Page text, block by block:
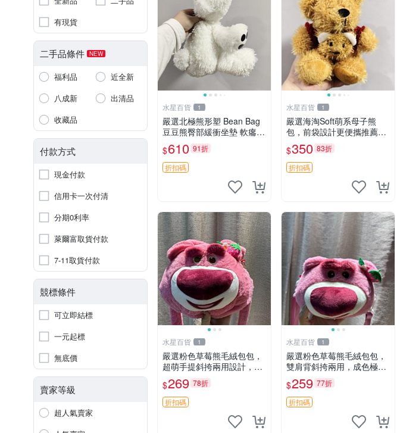
有現貨
二手品條件 NEW
福利品
近全新
八成新
出清品
收藏品
付款方式
現金付款
信用卡一次付清
分期0利率
萊爾富取貨付款
7-11取貨付款
競標條件
可立即結標
一元起標
無底價
賣家等級
超人氣賣家
水星百貨 1
嚴選北極熊形塑 Bean Bag
豆豆熊臀部緩衝坐墊 軟癟癟
舒壓設計 保暖又實用 適合
久坐放松 推薦居家使用 RU
SS系列 豆豆熊屁屁坐墊 3D
顆粒結構
$610 91折
折扣碼
水星百貨 1
嚴選海淘Soft萌系母子熊
包，前袋設計更便攜推薦收
藏 母子熊 軟綿綿 包包
$350 83折
折扣碼
水星百貨 1
嚴選粉色草莓熊毛絨包包，
超萌手提斜挎兩用設計，成
色上佳容量大 粉紅草莓 毛
絨包 超大容量
$269 78折
折扣碼
水星百貨 1
嚴選粉色草莓熊毛絨包包，
雙肩背斜挎兩用，成色極佳
精準關鍵詞：草莓熊 包包
毛絨
$259 77折
折扣碼